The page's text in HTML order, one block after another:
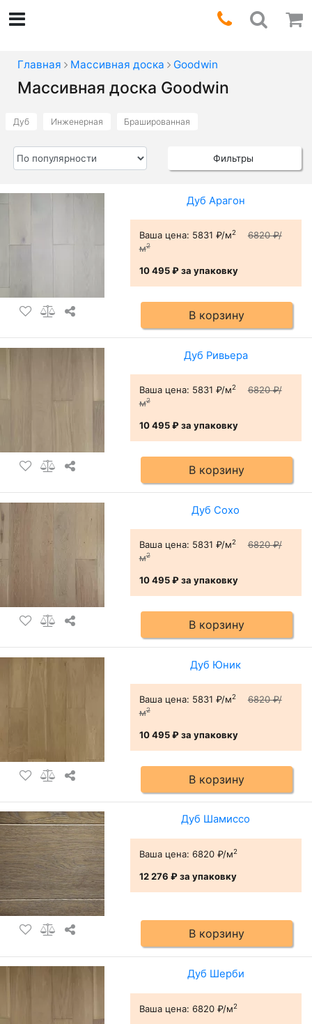
Главная Массивная доска Goodwin
Массивная доска Goodwin
Дуб Инженерная Брашированная
Фильтры
Дуб Арагон
Ваша цена: 5831 ₽/м2
6820 ₽/
м2
10 495 ₽за упаковку
В корзину
Дуб Ривьера
Ваша цена: 5831 ₽/м2
6820 ₽/
м2
10 495 ₽за упаковку
В корзину
Дуб Сохо
Ваша цена: 5831 ₽/м2
6820 ₽/
м2
10 495 ₽за упаковку
В корзину
Дуб Юник
Ваша цена: 5831 ₽/м2
6820 ₽/
м2
10 495 ₽за упаковку
В корзину
Дуб Шамиссо
Ваша цена: 6820 ₽/м2
12 276 ₽за упаковку
В корзину
Дуб Шерби
Ваша цена: 6820 ₽/м2